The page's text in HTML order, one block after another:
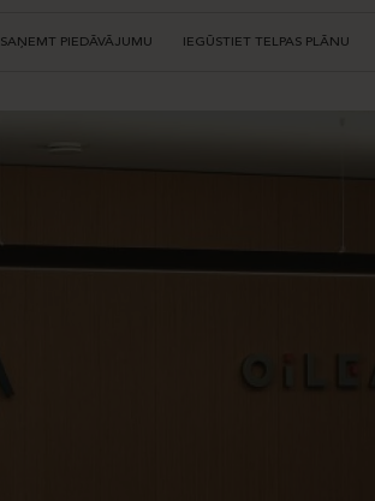
SAŅEMT PIEDĀVĀJUMU IEGŪSTIET TELPAS PLĀNU